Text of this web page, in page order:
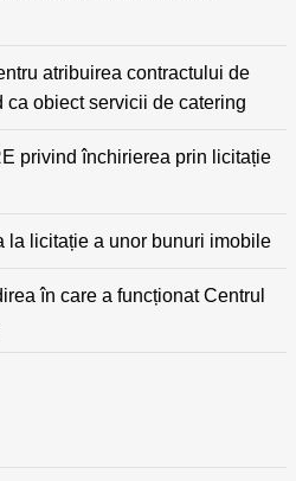
atribuirea contractului de
obiect servicii de catering
privind închirierea prin licitație
la licitație a unor bunuri imobile
în care a funcționat Centrul